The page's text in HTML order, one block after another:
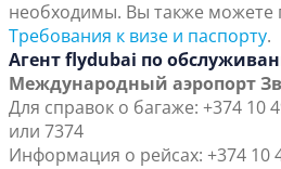
необходимы. Вы также можете
Требования к визе и паспорту.
Агент flydubai по
Международный аэропорт
Для справок о багаже: +374 10
или 7374
Информация о рейсах: +374 10